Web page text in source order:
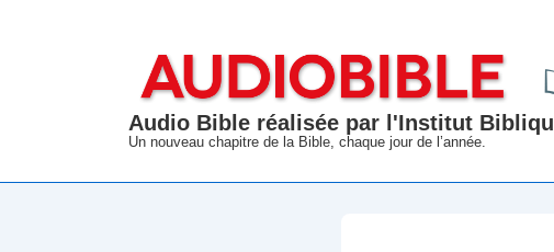
Audio Bible réalisée par l'Institut
Un nouveau chapitre de la Bible, chaque jour de l’année.